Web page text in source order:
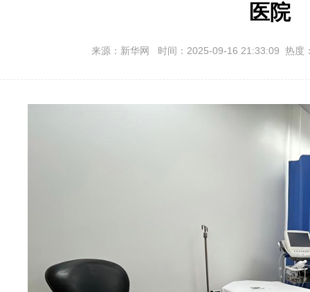
医院
来源：新华网 时间：2025-09-16 21:33:09 热度